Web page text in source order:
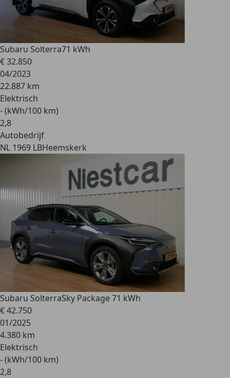
Subaru Solterra71 kWh
€ 32.850
04/2023
22.887 km
Elektrisch
- (kWh/100 km)
2,8
Autobedrijf
NL 1969 LBHeemskerk
Subaru SolterraSky Package 71 kWh
€ 42.750
01/2025
4.380 km
Elektrisch
- (kWh/100 km)
2,8